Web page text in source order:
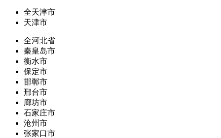
全天津市
天津市
全河北省
秦皇岛市
衡水市
保定市
邯郸市
邢台市
廊坊市
石家庄市
沧州市
张家口市